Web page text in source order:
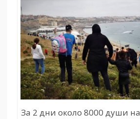
За 2 дни около 8000 души